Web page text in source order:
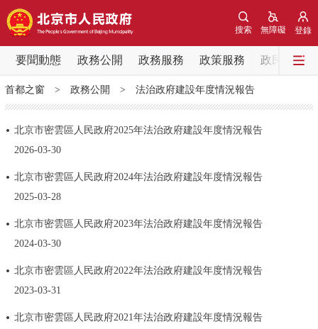
登錄
無障礙
搜索
要聞動態 政務公開 政務服務 政策服務 政民互動
要聞動態
黨中央精神 國務院資訊 中央部委動態
北京要聞 會議資訊 部門動態
各區熱點
市領導
政策兌現
首都之窗> 政務公開 > 法治政府建設年度情況報告
北京市密雲區人民政府2025年法治政府建設年度情況報告
2026-03-30
北京市密雲區人民政府2024年法治政府建設年度情況報告
2025-03-28
北京市密雲區人民政府2023年法治政府建設年度情況報告
2024-03-30
​北京市密雲區人民政府2022年法治政府建設年度情況報告
2023-03-31
北京市密雲區人民政府2021年法治政府建設年度情況報告